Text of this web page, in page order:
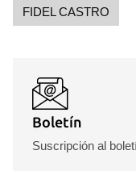
FIDEL CASTRO
Boletín
Suscripción al